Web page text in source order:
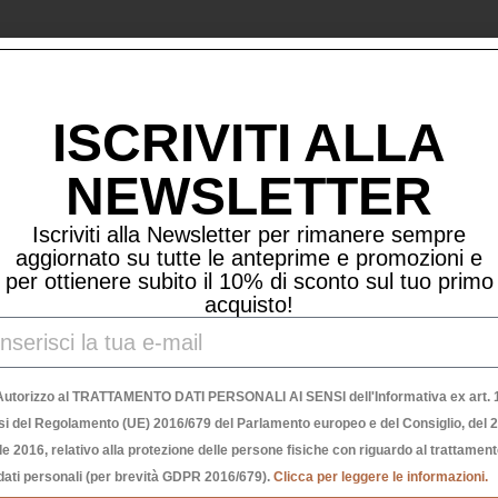
Prodotti Correlati
ISCRIVITI ALLA
NEWSLETTER
Iscriviti alla Newsletter per rimanere sempre
aggiornato su tutte le anteprime e promozioni e
per ottienere subito il 10% di sconto sul tuo primo
acquisto!
al TRATTAMENTO DATI PERSONALI AI SENSI dell'Informativa ex art.
del Regolamento (UE) 2016/679 del Parlamento europeo e del Consiglio, del
2016, relativo alla protezione delle persone fisiche con riguardo al
personali (per brevità GDPR 2016/679). Clicca per leggere le informazioni.